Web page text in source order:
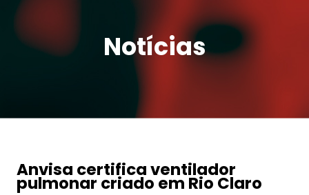
Notícias
Anvisa certifica ventilador
pulmonar criado em Rio Claro